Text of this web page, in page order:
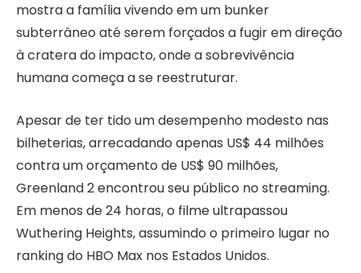
mostra a família vivendo em um bunker
subterrâneo até serem forçados a fugir em direção
à cratera do impacto, onde a sobrevivência
humana começa a se reestruturar.
Apesar de ter tido um desempenho modesto nas
bilheterias, arrecadando apenas US$ 44 milhões
contra um orçamento de US$ 90 milhões,
Greenland 2 encontrou seu público no streaming.
Em menos de 24 horas, o filme ultrapassou
Wuthering Heights, assumindo o primeiro lugar no
ranking do HBO Max nos Estados Unidos.